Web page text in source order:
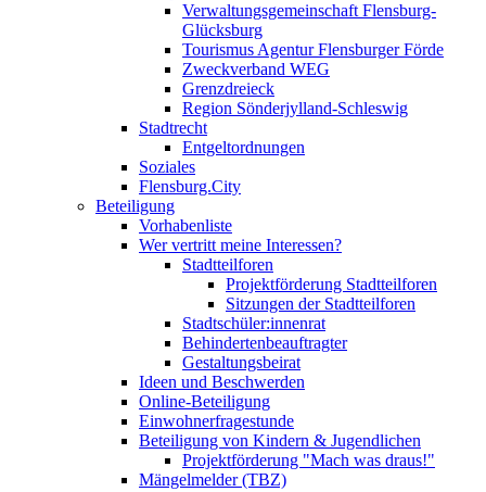
Verwaltungsgemeinschaft Flensburg-
Glücksburg
Tourismus Agentur Flensburger Förde
Zweckverband WEG
Grenzdreieck
Region Sönderjylland-Schleswig
Stadtrecht
Entgeltordnungen
Soziales
Flensburg.City
Beteiligung
Vorhabenliste
Wer vertritt meine Interessen?
Stadtteilforen
Projektförderung Stadtteilforen
Sitzungen der Stadtteilforen
Stadtschüler:innenrat
Behindertenbeauftragter
Gestaltungsbeirat
Ideen und Beschwerden
Online-Beteiligung
Einwohnerfragestunde
Beteiligung von Kindern & Jugendlichen
Projektförderung "Mach was draus!"
Mängelmelder (TBZ)